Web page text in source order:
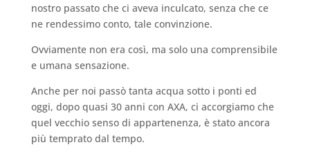
nostro passato che ci aveva inculcato, senza che ce
ne rendessimo conto, tale convinzione.
Ovviamente non era così, ma solo una comprensibile
e umana sensazione.
Anche per noi passò tanta acqua sotto i ponti ed
oggi, dopo quasi 30 anni con AXA, ci accorgiamo che
quel vecchio senso di appartenenza, è stato ancora
più temprato dal tempo.